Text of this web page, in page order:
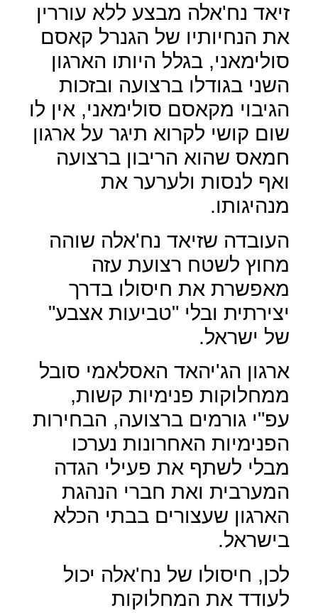
זיאד נח'אלה מבצע ללא עוררין
את הנחיותיו של הגנרל קאסם
סולימאני, בגלל היותו הארגון
השני בגודלו ברצועה ובזכות
הגיבוי מקאסם סולימאני, אין לו
שום קושי לקרוא תיגר על ארגון
חמאס שהוא הריבון ברצועה
ואף לנסות ולערער את
מנהיגותו.
העובדה שזיאד נח'אלה שוהה
מחוץ לשטח רצועת עזה
מאפשרת את חיסולו בדרך
יצירתית ובלי "טביעות אצבע"
של ישראל.
ארגון הג'יהאד האסלאמי סובל
ממחלוקות פנימיות קשות,
עפ"י גורמים ברצועה, הבחירות
הפנימיות האחרונות נערכו
מבלי לשתף את פעילי הגדה
המערבית ואת חברי הנהגת
הארגון שעצורים בבתי הכלא
בישראל.
לכן, חיסולו של נח'אלה יכול
לעודד את המחלוקות